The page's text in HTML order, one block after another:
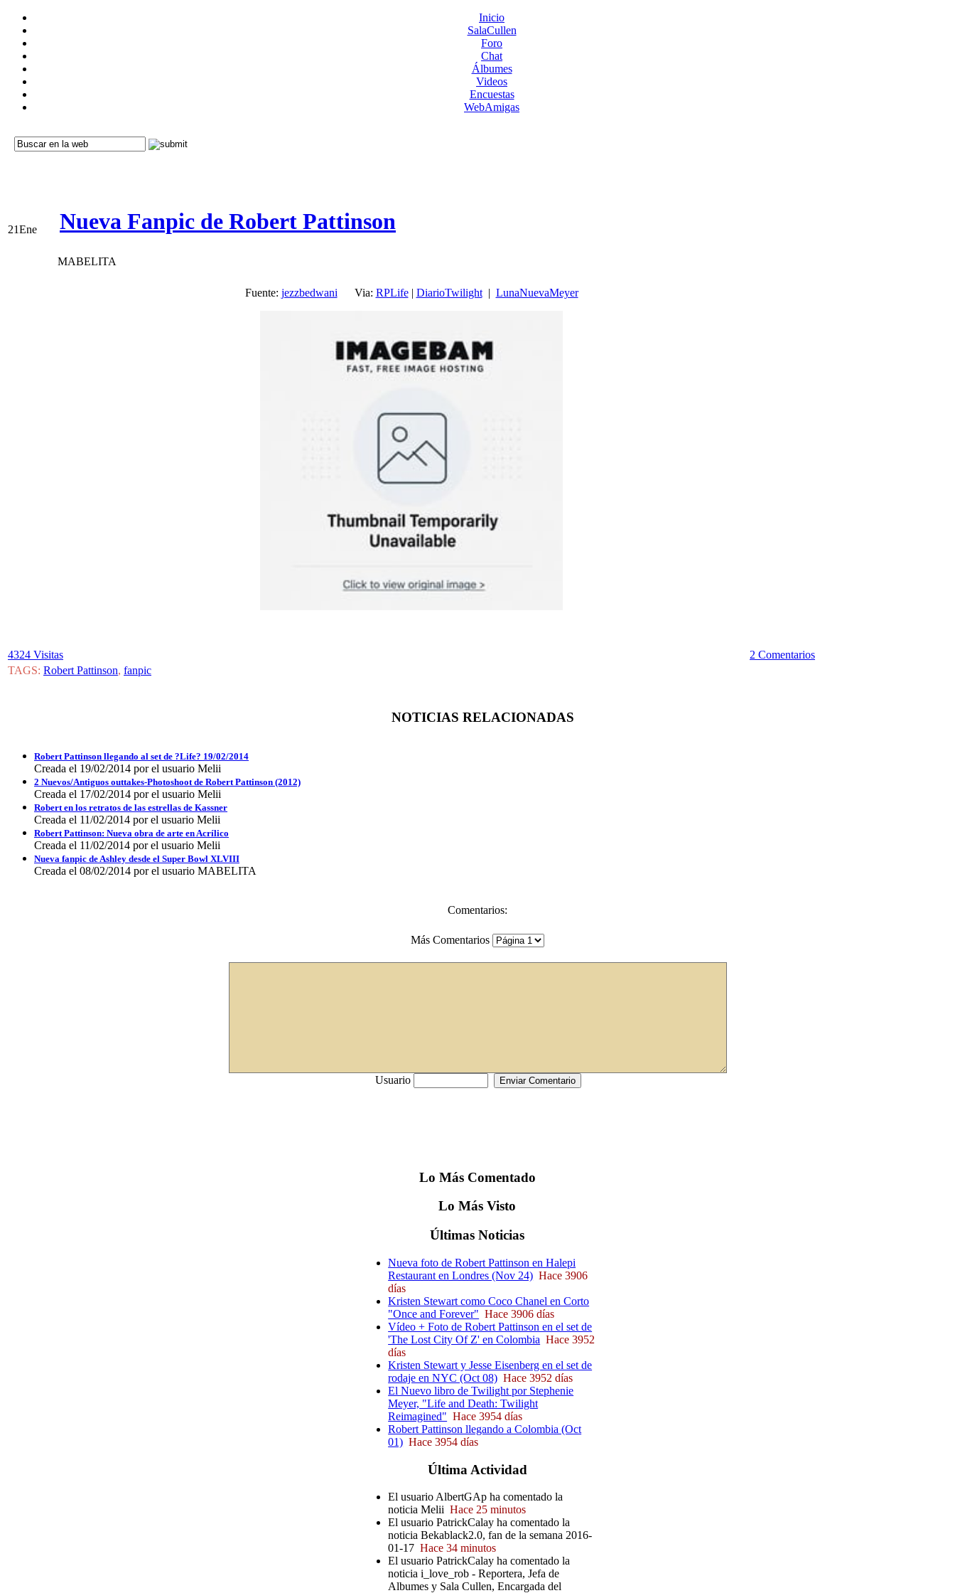
Inicio
SalaCullen
Foro
Chat
Álbumes
Videos
Encuestas
WebAmigas
21Ene Nueva Fanpic de Robert Pattinson
MABELITA
Fuente: jezzbedwani Via: RPLife| DiarioTwilight| LunaNuevaMeyer
4324 Visitas
2 Comentarios
TAGS: Robert Pattinson, fanpic
NOTICIAS RELACIONADAS
Robert Pattinson llegando al set de ?Life? 19/02/2014
Creada el 19/02/2014 por el usuario Melii
2 Nuevos/Antiguos outtakes-Photoshoot de Robert Pattinson (2012)
Creada el 17/02/2014 por el usuario Melii
Robert en los retratos de las estrellas de Kassner
Creada el 11/02/2014 por el usuario Melii
Robert Pattinson: Nueva obra de arte en Acrílico
Creada el 11/02/2014 por el usuario Melii
Nueva fanpic de Ashley desde el Super Bowl XLVIII
Creada el 08/02/2014 por el usuario MABELITA
Comentarios:
Más Comentarios
Usuario
Lo MásComentado
LoMás Visto
Últimas Noticias
Nueva foto de Robert Pattinson en Halepi
Restaurant en Londres (Nov 24) Hace 3906
días
Kristen Stewart como Coco Chanel en Corto
"Once and Forever" Hace 3906 días
Vídeo + Foto de Robert Pattinson en el set de
'The Lost City Of Z' en Colombia Hace 3952
días
Kristen Stewart y Jesse Eisenberg en el set de
rodaje en NYC (Oct 08) Hace 3952 días
El Nuevo libro de Twilight por Stephenie
Meyer, "Life and Death: Twilight
Reimagined" Hace 3954 días
Robert Pattinson llegando a Colombia (Oct
01) Hace 3954 días
Última Actividad
El usuario AlbertGAp ha comentado la
noticia Melii Hace 25 minutos
El usuario PatrickCalay ha comentado la
noticia Bekablack2.0, fan de la semana 2016-
01-17 Hace 34 minutos
El usuario PatrickCalay ha comentado la
noticia i_love_rob - Reportera, Jefa de
Albumes y Sala Cullen, Encargada del